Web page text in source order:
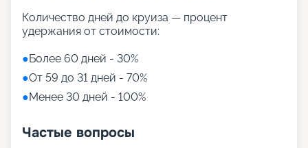
Количество дней до круиза — процент
удержания от стоимости:
●Более 60 дней - 30%
●От 59 до 31 дней - 70%
●Менее 30 дней - 100%
Частые вопросы